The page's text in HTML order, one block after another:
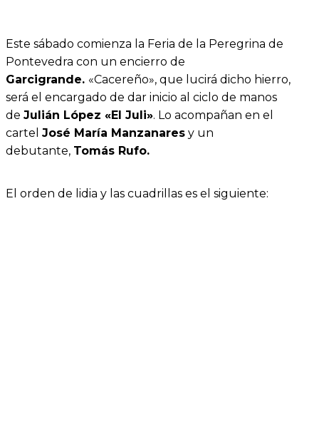
Este sábado comienza la Feria de la Peregrina de
Pontevedra con un encierro de
Garcigrande. «Cacereño», que lucirá dicho hierro,
será el encargado de dar inicio al ciclo de manos
de Julián López «El Juli». Lo acompañan en el
cartel José María Manzanares y un
debutante, Tomás Rufo.
El orden de lidia y las cuadrillas es el siguiente: